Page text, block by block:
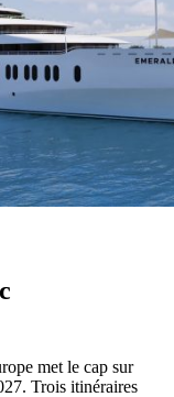
met le cap sur
Trois itinéraires